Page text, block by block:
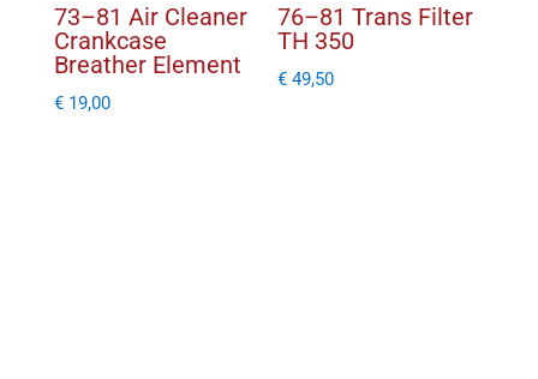
73–81 Air Cleaner
Crankcase
Breather Element
€19,00
76–81 Trans Filter
TH 350
€ 49,50